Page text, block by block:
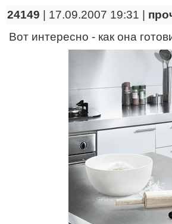
24149 | 17.09.2007 19:31 |
Вот интересно - как она